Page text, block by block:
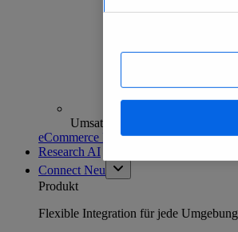
Umsatzanalysen und -prognosen
eCommerce Insights entdecken
Research AI
Connect Neu
Produkt
Flexible Integration für jede Umgebung